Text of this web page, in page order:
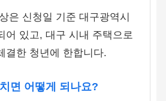
은 신청일 기준 대구광역시
어 있고, 대구 시내 주택으로
결한 청년에 한합니다.
면 어떻게 되나요?